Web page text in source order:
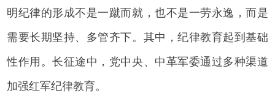
明纪律的形成不是一蹴而就，也不是一劳永逸，而是
需要长期坚持、多管齐下。其中，纪律教育起到基础
性作用。长征途中，党中央、中革军委通过多种渠道
加强红军纪律教育。